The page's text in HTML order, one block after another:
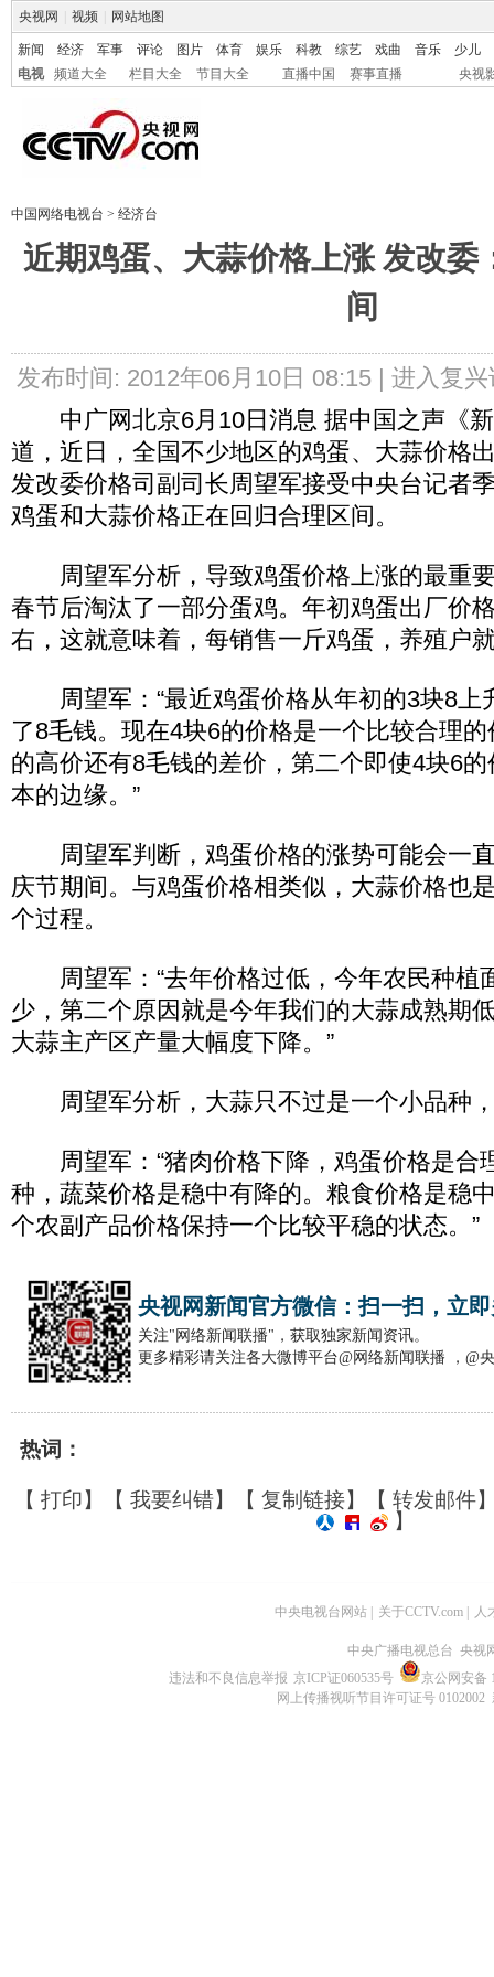
央视网 视频 网站地图
新闻 经济 军事 评论 图片 体育 娱乐 科教 综艺 戏曲 音乐
少儿
电视
频道大全 栏目大全 节目大全 直播中国 赛事直播 央视
中国网络电视台 > 经济台
近期鸡蛋、大蒜价格上涨 发改委
间
发布时间: 2012年06月10日 08:15 | 进入复兴
中广网北京6月10日消息 据中国之声《新
道，近日，全国不少地区的鸡蛋、大蒜价格
发改委价格司副司长周望军接受中央台记者
鸡蛋和大蒜价格正在回归合理区间。
周望军分析，导致鸡蛋价格上涨的最重
春节后淘汰了一部分蛋鸡。年初鸡蛋出厂价
右，这就意味着，每销售一斤鸡蛋，养殖户
周望军：“最近鸡蛋价格从年初的3块8上
了8毛钱。现在4块6的价格是一个比较合理
的高价还有8毛钱的差价，第二个即使4块6
本的边缘。”
周望军判断，鸡蛋价格的涨势可能会一
庆节期间。与鸡蛋价格相类似，大蒜价格也
个过程。
周望军：“去年价格过低，今年农民种植
少，第二个原因就是今年我们的大蒜成熟期
大蒜主产区产量大幅度下降。”
周望军分析，大蒜只不过是一个小品种
周望军：“猪肉价格下降，鸡蛋价格是合
种，蔬菜价格是稳中有降的。粮食价格是稳
个农副产品价格保持一个比较平稳的状态。”
央视网新闻官方微信：扫一扫，立
关注"网络新闻联播"，获取独家新闻资讯。
更多精彩请关注各大微博平台@网络新闻联播 ，@
热词：
【 打印】【 我要纠错】【 复制链接】【 转发邮件
】
中央电视台网站 关于CCTV.com 人
中央广播电视总台 央视
违法和不良信息举报 京ICP证060535号
京公网安备
网上传播视听节目许可证号 0102002